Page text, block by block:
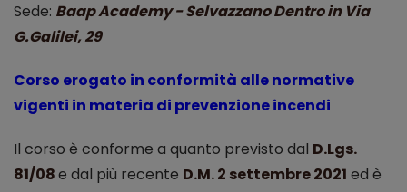
Sede: Baap Academy - Selvazzano Dentro in Via
G.Galilei, 29
Corso erogato in conformità alle normative
vigenti in materia di prevenzione incendi
Il corso è conforme a quanto previsto dal D.Lgs.
81/08e dal più recente D.M. 2 settembre 2021 ed è